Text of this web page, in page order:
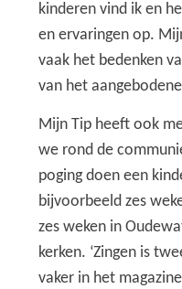
kinderen vind ik en
en ervaringen op.
vaak het bedenken
van het
Mijn Tip heeft ook
we rond de
poging doen een
bijvoorbeeld zes
zes weken in
kerken. ‘Zingen is
vaker in het